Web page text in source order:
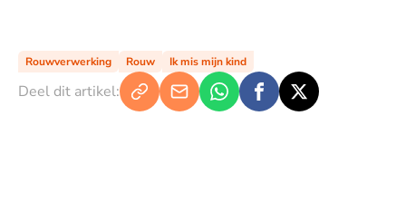
Rouwverwerking
Rouw Ik mis mijn kind
Deel dit artikel: